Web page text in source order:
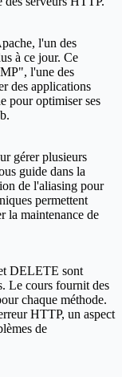
l'un des
à ce jour. Ce
l'une des
des applications
pour optimiser ses
gérer plusieurs
guide dans la
de l'aliasing pour
permettent
la maintenance de
DELETE sont
Le cours fournit des
chaque méthode.
HTTP, un aspect
de